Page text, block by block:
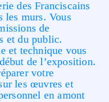
des Franciscains
les murs. Vous
de
et du public.
et technique vous
de l’exposition.
votre
les œuvres et
en amont